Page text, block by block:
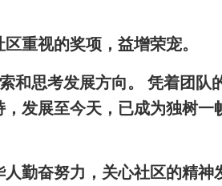
重视的奖项，益增荣宠。
和思考发展方向。 凭着团队
发展至今天，已成为独树一
勤奋努力，关心社区的精神